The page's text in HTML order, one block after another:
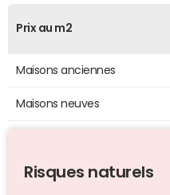
Prix au m2
Maisons anciennes
Maisons neuves
Risques naturels